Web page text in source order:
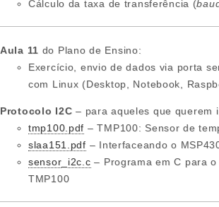
Cálculo da taxa de transferência (
Aula 11 do Plano de Ensino:
Exercício, envio de dados via porta
com Linux (Desktop, Notebook,
Protocolo I2C – para aqueles que querem
tmp100.pdf – TMP100: Sensor de
slaa151.pdf – Interfaceando o
sensor_i2c.c – Programa em C para
TMP100